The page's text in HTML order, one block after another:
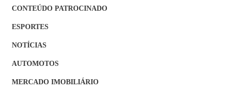
CONTEÚDO PATROCINADO
ESPORTES
NOTÍCIAS
AUTOMOTOS
MERCADO IMOBILIÁRIO